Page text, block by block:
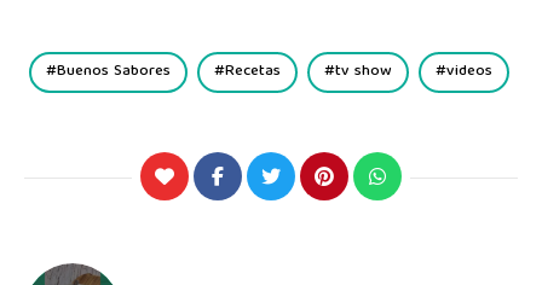
Buenos Sabores Recetas tv show videos